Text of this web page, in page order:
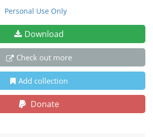
Personal Use Only
Download
Check out more
Add collection
Donate